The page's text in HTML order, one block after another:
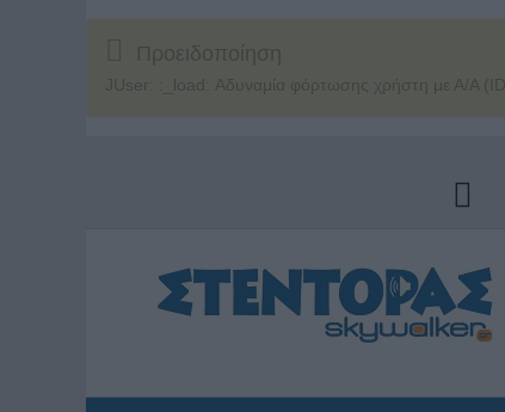
Προειδοποίηση
JUser: :_load: Αδυναμία φόρτωσης χρήστη με Α/Α